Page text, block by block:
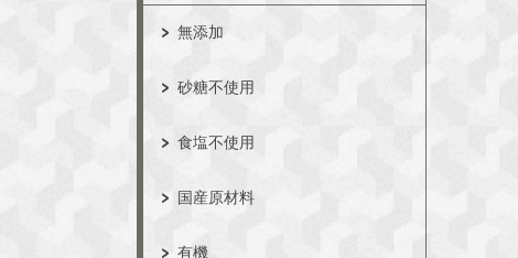
無添加
砂糖不使用
食塩不使用
国産原材料
有機